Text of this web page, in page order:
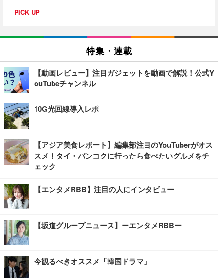
PICK UP
特集・連載
【動画レビュー】注目ガジェットを動画で解説！公式Y
ouTubeチャンネル
10G光回線導入レポ
【アジア美食レポート】編集部注目のYouTuberがオス
スメ！タイ・バンコクに行ったら食べたいグルメをチ
ェック
【エンタメRBB】注目の人にインタビュー
【坂道グループニュース】ーエンタメRBBー
今観るべきオススメ「韓国ドラマ」